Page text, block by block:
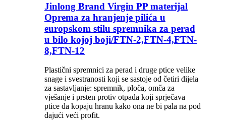
Jinlong Brand Virgin PP materijal
Oprema za hranjenje pilića u
europskom stilu spremnika za perad
u bilo kojoj boji/FTN-2,FTN-4,FTN-
8,FTN-12
Plastični spremnici za perad i druge ptice velike
snage i svestranosti koji se sastoje od četiri dijela
za sastavljanje: spremnik, ploča, omča za
vješanje i prsten protiv otpada koji sprječava
ptice da kopaju hranu kako ona ne bi pala na pod
dajući veći profit.